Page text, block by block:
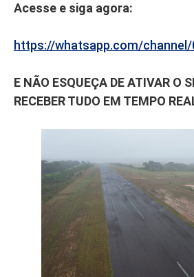
Acesse e siga agora:
https://whatsapp.com/
E NÃO ESQUEÇA DE ATIVAR O
RECEBER TUDO EM TEMPO